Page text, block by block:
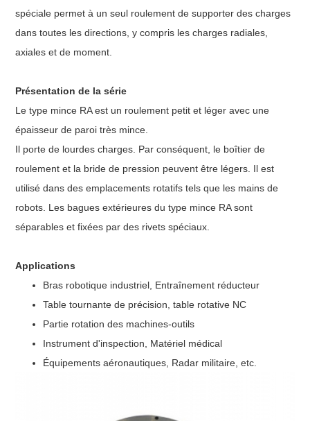
spéciale permet à un seul roulement de supporter des charges
dans toutes les directions, y compris les charges radiales,
axiales et de moment.
Présentation de la série
Le type mince RA est un roulement petit et léger avec une
épaisseur de paroi très mince.
Il porte de lourdes charges. Par conséquent, le boîtier de
roulement et la bride de pression peuvent être légers. Il est
utilisé dans des emplacements rotatifs tels que les mains de
robots. Les bagues extérieures du type mince RA sont
séparables et fixées par des rivets spéciaux.
Applications
Bras robotique industriel, Entraînement réducteur
Table tournante de précision, table rotative NC
Partie rotation des machines-outils
Instrument d'inspection, Matériel médical
Équipements aéronautiques, Radar militaire, etc.